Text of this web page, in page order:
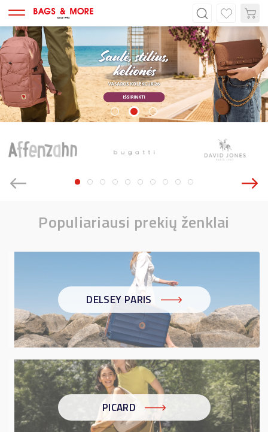
Populiariausi prekių ženklai
DELSEY PARIS
PICARD